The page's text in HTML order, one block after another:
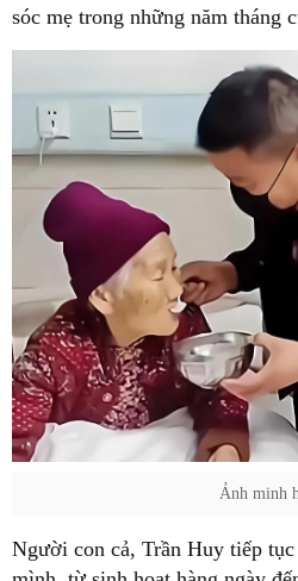
sóc mẹ trong những năm tháng
Ảnh minh
Người con cả, Trần Huy tiếp